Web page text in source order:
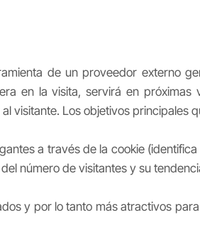
de un proveedor externo
en la visita, servirá en próximas
visitante. Los objetivos principales
a través de la cookie
número de visitantes y su
y por lo tanto más atractivos